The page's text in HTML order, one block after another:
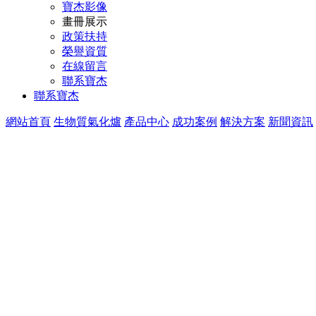
寶杰影像
畫冊展示
政策扶持
榮譽資質
在線留言
聯系寶杰
聯系寶杰
網站首頁 生物質氣化爐 產品中心 成功案例 解決方案 新聞資訊